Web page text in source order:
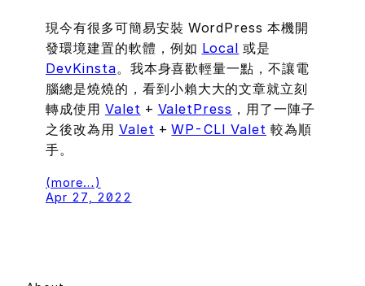
現今有很多可簡易安裝 WordPress 本機開
發環境建置的軟體，例如 Local 或是
DevKinsta。我本身喜歡輕量一點，不讓電
腦總是燒燒的，看到小賴大大的文章就立刻
轉成使用 Valet + ValetPress ，用了一陣子
之後改為用 Valet +WP-CLI Valet 較為順
手。
(more…)
Apr 27, 2022